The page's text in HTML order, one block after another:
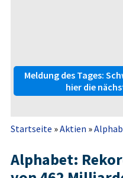
Meldung des Tages:
hier die
Startseite »Aktien »
Alphabet: